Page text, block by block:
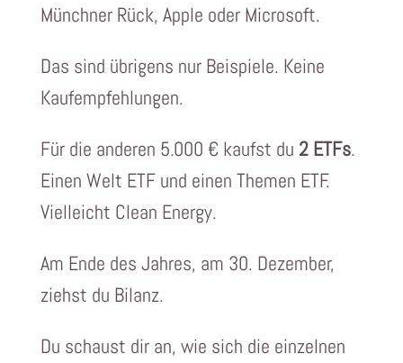
Münchner Rück, Apple oder Microsoft.
Das sind übrigens nur Beispiele. Keine
Kaufempfehlungen.
Für die anderen 5.000 € kaufst du 2 ETFs.
Einen Welt ETF und einen Themen ETF.
Vielleicht Clean Energy.
Am Ende des Jahres, am 30. Dezember,
ziehst du Bilanz.
Du schaust dir an, wie sich die einzelnen